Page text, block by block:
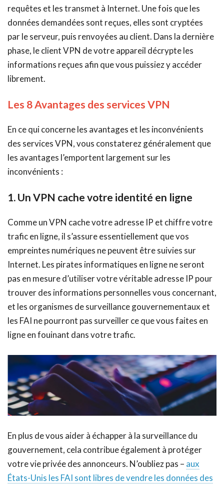
requêtes et les transmet à Internet. Une fois que les
données demandées sont reçues, elles sont cryptées
par le serveur, puis renvoyées au client. Dans la dernière
phase, le client VPN de votre appareil décrypte les
informations reçues afin que vous puissiez y accéder
librement.
Les 8 Avantages des services VPN
En ce qui concerne les avantages et les inconvénients
des services VPN, vous constaterez généralement que
les avantages l’emportent largement sur les
inconvénients :
1. Un VPN cache votre identité en ligne
Comme un VPN cache votre adresse IP et chiffre votre
trafic en ligne, il s’assure essentiellement que vos
empreintes numériques ne peuvent être suivies sur
Internet. Les pirates informatiques en ligne ne seront
pas en mesure d’utiliser votre véritable adresse IP pour
trouver des informations personnelles vous concernant,
et les organismes de surveillance gouvernementaux et
les FAI ne pourront pas surveiller ce que vous faites en
ligne en fouinant dans votre trafic.
En plus de vous aider à échapper à la surveillance du
gouvernement, cela contribue également à protéger
votre vie privée des annonceurs. N’oubliez pas – aux
États-Unis les FAI sont libres de vendre les données des